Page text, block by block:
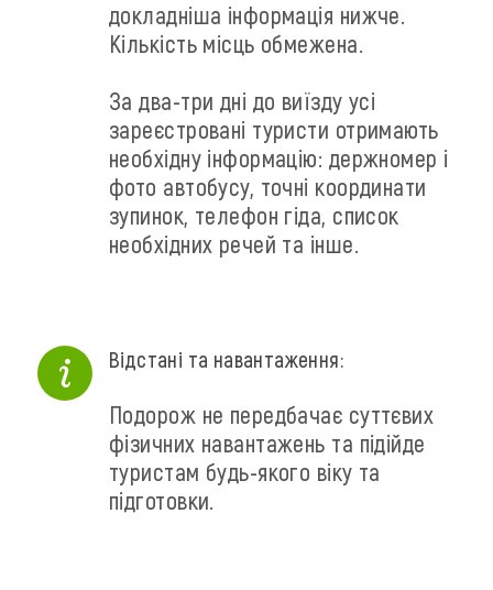
докладніша інформація нижче.
Кількість місць обмежена.
За два-три дні до виїзду усі
зареєстровані туристи отримають
необхідну інформацію: держномер і
фото автобусу, точні координати
зупинок, телефон гіда, список
необхідних речей та інше.
Відстані та навантаження:
Подорож не передбачає суттєвих
фізичних навантажень та підійде
туристам будь-якого віку та
підготовки.